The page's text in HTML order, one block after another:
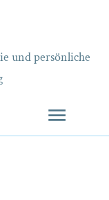
und persönliche